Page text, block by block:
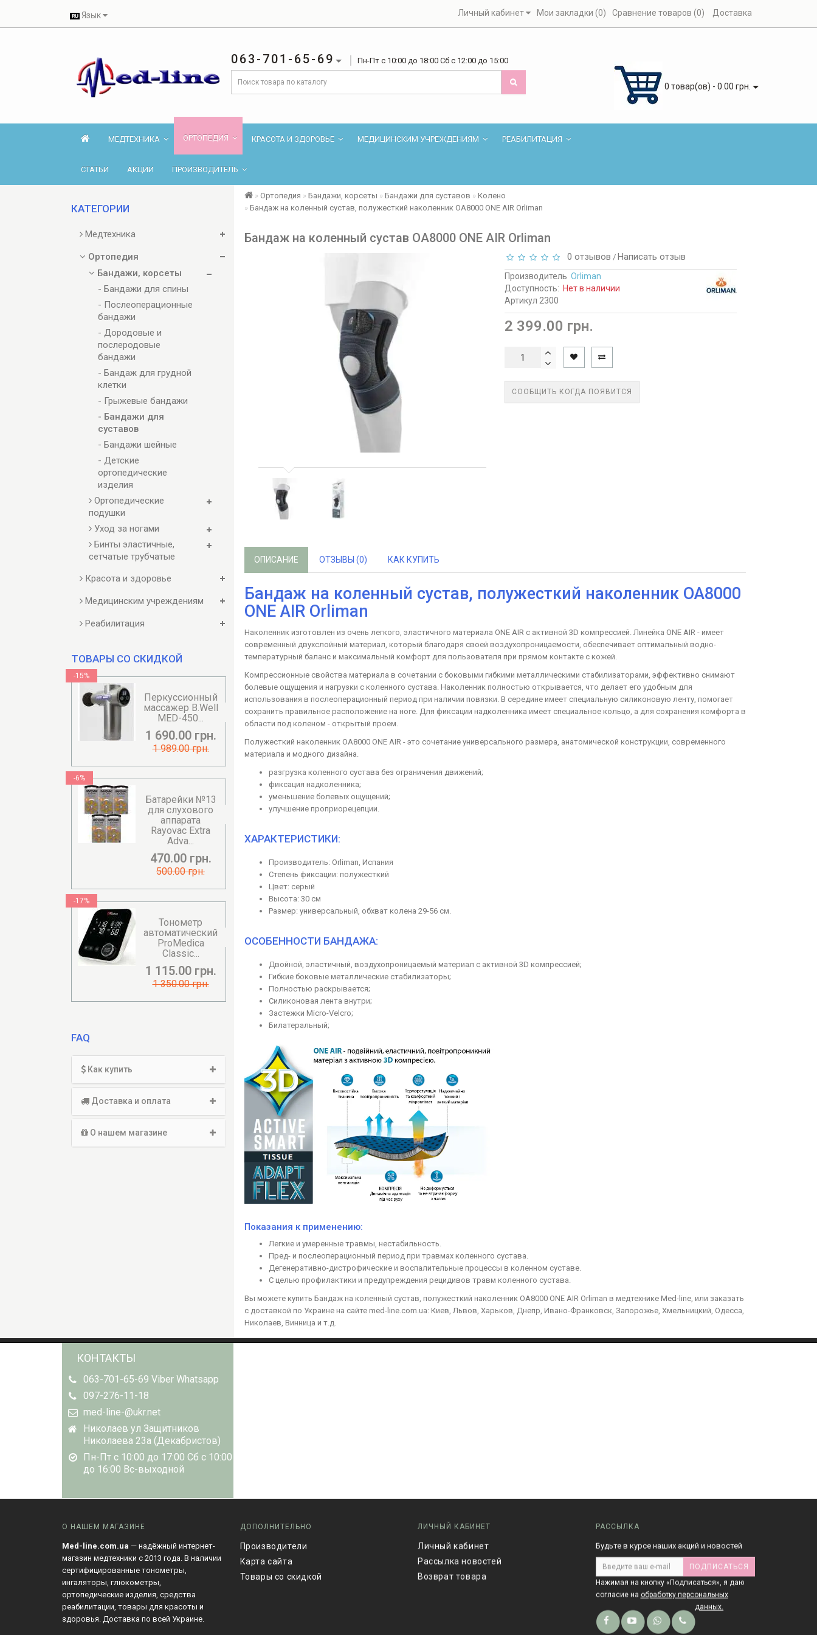
Язык Личный кабинет Мои закладки (0) Сравнение товаров (0) Доставка
063-701-65-69 Пн-Пт с 10:00 до 18:00 Сб с 12:00 до 15:00
0 товар(ов) - 0.00 грн.
МЕДТЕХНИКА ОРТОПЕДИЯ КРАСОТА И ЗДОРОВЬЕ МЕДИЦИНСКИМ УЧРЕЖДЕНИЯМ РЕАБИЛИТАЦИЯ
СТАТЬИ АКЦИИ ПРОИЗВОДИТЕЛЬ
КАТЕГОРИИ
Медтехника
Ортопедия
Бандажи, корсеты
- Бандажи для спины
- Послеоперационные
бандажи
- Дородовые и
послеродовые
бандажи
- Бандаж для грудной
клетки
- Грыжевые бандажи
- Бандажи для
суставов
- Бандажи шейные
- Детские
ортопедические
изделия
Ортопедические
подушки
Уход за ногами
Бинты эластичные,
сетчатые трубчатые
Красота и здоровье
Медицинским учреждениям
Реабилитация
ТОВАРЫ СО СКИДКОЙ
-15%
Перкуссионный
массажер B.Well
MED-450...
1 690.00 грн.
1 989.00 грн.
-6%
Батарейки №13
для слухового
аппарата
Rayovac Extra
Adva...
470.00 грн.
500.00 грн.
-17%
Тонометр
автоматический
ProMedica
Classic...
1 115.00 грн.
1 350.00 грн.
FAQ
Как купить
Доставка и оплата
О нашем магазине
Ортопедия Бандажи, корсеты Бандажи для суставов
Колено
Бандаж на коленный сустав, полужесткий наколенник OA8000 ONE AIR Orliman
Бандаж на коленный сустав OA8000 ONE AIR Orliman
0 отзывов / Написать отзыв
Производитель Orliman
Доступность: Нет в наличии
Артикул 2300
2 399.00 грн.
СООБЩИТЬ КОГДА ПОЯВИТСЯ
ОПИСАНИЕ ОТЗЫВЫ (0) КАК КУПИТЬ
Бандаж на коленный сустав, полужесткий наколенник OA8000
ONE AIR Orliman
Наколенник изготовлен из очень легкого, эластичного материала ONE AIR с активной 3D компрессией. Линейка ONE AIR - имеет
современный двухслойный материал, который благодаря своей воздухопроницаемости, обеспечивает оптимальный водно-
температурный баланс и максимальный комфорт для пользователя при прямом контакте с кожей.
Компрессионные свойства материала в сочетании с боковыми гибкими металлическими стабилизаторами, эффективно снимают
болевые ощущения и нагрузки с коленного сустава. Наколенник полностью открывается, что делает его удобным для
использования в послеоперационный период при наличии повязки. В середине имеет специальную силиконовую ленту, помогает
сохранить правильное расположение на ноге. Для фиксации надколенника имеет специальное кольцо, а для сохранения комфорта в
области под коленом - открытый проем.
Полужесткий наколенник OA8000 ONE AIR - это сочетание универсального размера, анатомической конструкции, современного
материала и модного дизайна.
разгрузка коленного сустава без ограничения движений;
фиксация надколенника;
уменьшение болевых ощущений;
улучшение проприорецепции.
ХАРАКТЕРИСТИКИ:
Производитель: Orliman, Испания
Степень фиксации: полужесткий
Цвет: серый
Высота: 30 см
Размер: универсальный, обхват колена 29-56 см.
ОСОБЕННОСТИ БАНДАЖА:
Двойной, эластичный, воздухопроницаемый материал с активной 3D компрессией;
Гибкие боковые металлические стабилизаторы;
Полностью раскрывается;
Силиконовая лента внутри;
Застежки Micro-Velcro;
Билатеральный;
Показания к применению:
Легкие и умеренные травмы, нестабильность.
Пред- и послеоперационный период при травмах коленного сустава.
Дегенеративно-дистрофические и воспалительные процессы в коленном суставе.
С целью профилактики и предупреждения рецидивов травм коленного сустава.
Вы можете купить Бандаж на коленный сустав, полужесткий наколенник OA8000 ONE AIR Orliman в медтехнике Med-line, или заказать
с доставкой по Украине на сайте med-line.com.ua: Киев, Львов, Харьков, Днепр, Ивано-Франковск, Запорожье, Хмельницкий, Одесса,
Николаев, Винница и т.д.
КОНТАКТЫ
063-701-65-69 Viber Whatsapp
097-276-11-18
med-line-@ukr.net
Николаев ул Защитников
Николаева 23а (Декабристов)
Пн-Пт с 10:00 до 17:00 Сб с 10:00
до 16:00 Вс-выходной
О НАШЕМ МАГАЗИНЕ
Med-line.com.ua — надёжный интернет-
магазин медтехники с 2013 года. В наличии
сертифицированные тонометры,
ингаляторы, глюкометры,
ортопедические изделия, средства
реабилитации, товары для красоты и
здоровья. Доставка по всей Украине.
ДОПОЛНИТЕЛЬНО
Производители
Карта сайта
Товары со скидкой
ЛИЧНЫЙ КАБИНЕТ
Личный кабинет
Рассылка новостей
Возврат товара
РАССЫЛКА
Будьте в курсе наших акций и новостей
ПОДПИСАТЬСЯ
Нажимая на кнопку «Подписаться», я даю
cогласие на обработку персональных
данных.